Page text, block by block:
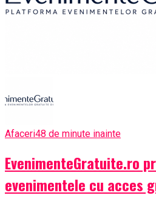
Afaceri48 de minute inainte
EvenimenteGratuite.ro
evenimentele cu acces